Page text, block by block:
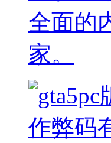
全面的
家。